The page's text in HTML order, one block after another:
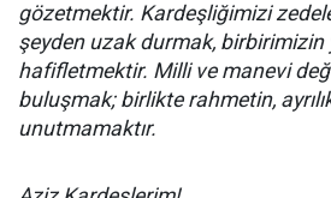
gözetmektir. Kardeşliğimizi
şeyden uzak durmak, birbirimizin
hafifletmektir. Milli ve manevi
buluşmak; birlikte rahmetin,
unutmamaktır.